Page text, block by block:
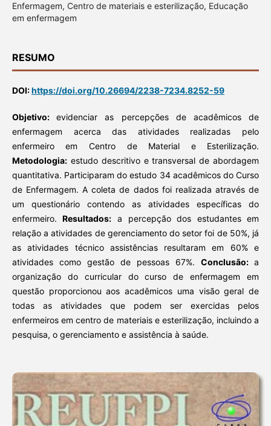
Enfermagem, Centro de materiais e esterilização, Educação
em enfermagem
RESUMO
DOI:https://doi.org/10.26694/2238-7234.8252-59
Objetivo:evidenciar as percepções de acadêmicos de
enfermagem acerca das atividades realizadas pelo
enfermeiro em Centro de Material e Esterilização.
Metodologia:estudo descritivo e transversal de abordagem
quantitativa. Participaram do estudo 34 acadêmicos do Curso
de Enfermagem. A coleta de dados foi realizada através de
um questionário contendo as atividades específicas do
enfermeiro.Resultados: a percepção dos estudantes em
relação a atividades de gerenciamento do setor foi de 50%, já
as atividades técnico assistências resultaram em 60% e
atividades como gestão de pessoas 67%.Conclusão:a
organização do curricular do curso de enfermagem em
questão proporcionou aos acadêmicos uma visão geral de
todas as atividades que podem ser exercidas pelos
enfermeiros em centro de materiais e esterilização, incluindo a
pesquisa, o gerenciamento e assistência à saúde.